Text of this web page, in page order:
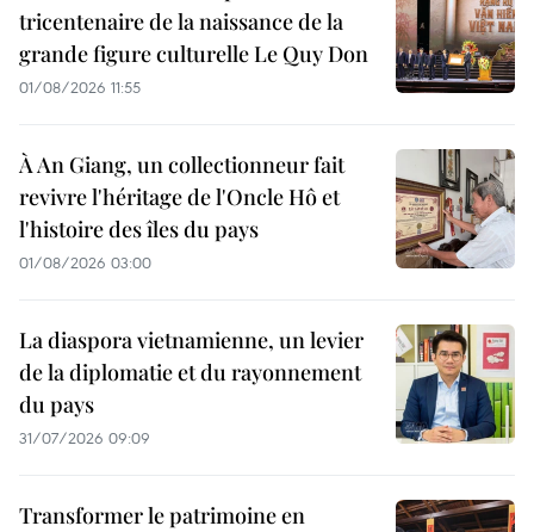
tricentenaire de la naissance de la
grande figure culturelle Le Quy Don
01/08/2026 11:55
À An Giang, un collectionneur fait
revivre l'héritage de l'Oncle Hô et
l'histoire des îles du pays
01/08/2026 03:00
La diaspora vietnamienne, un levier
de la diplomatie et du rayonnement
du pays
31/07/2026 09:09
Transformer le patrimoine en